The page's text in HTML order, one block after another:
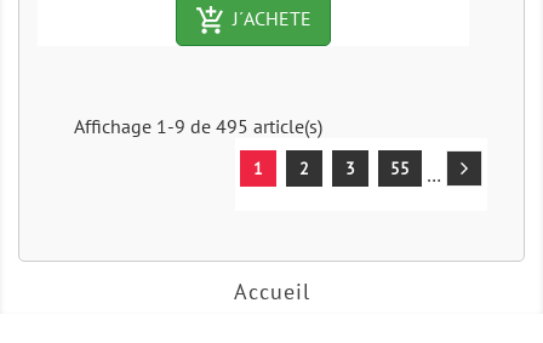
add_shopping_cart-outlined
J´ACHETE
Affichage 1-9 de 495 article(s)
1 2 3 …
55
Accueil